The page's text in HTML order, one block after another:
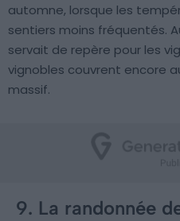
automne, lorsque les
sentiers moins fréquentés.
servait de repère pour les
vignobles couvrent encore
massif.
9. La randonnée